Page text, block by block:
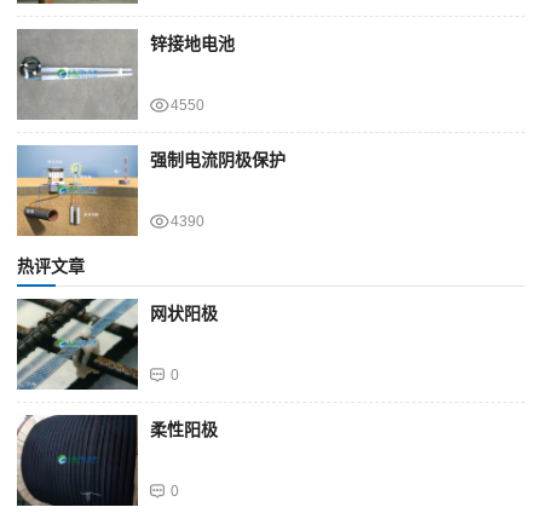
锌接地电池
4550
强制电流阴极保护
4390
热评文章
网状阳极
0
柔性阳极
0